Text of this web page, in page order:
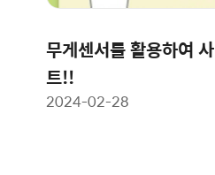
무게센서를 활용하여
트!!
2024-02-28